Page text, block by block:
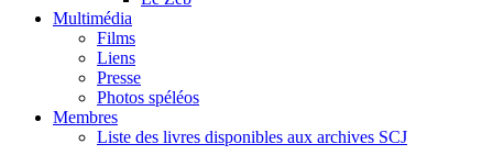
Multimédia
Films
Liens
Presse
Photos spéléos
Membres
Liste des livres disponibles aux archives SCJ